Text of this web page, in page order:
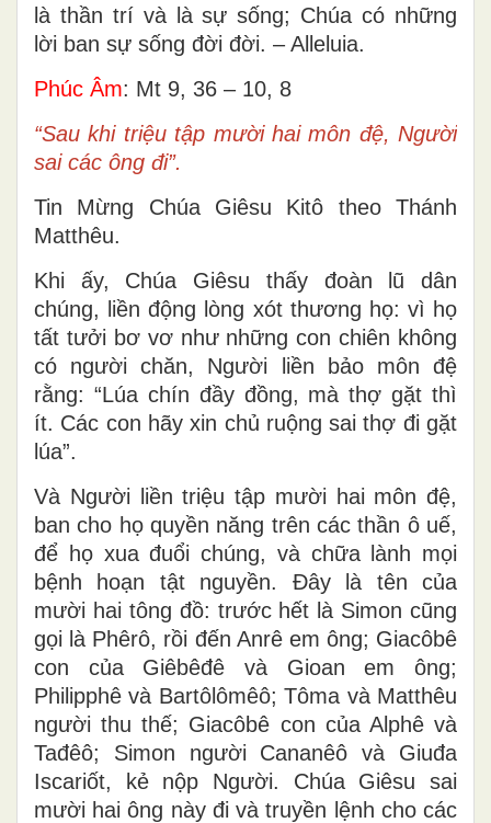
là thần trí và là sự sống; Chúa có những
lời ban sự sống đời đời. – Alleluia.
Phúc Âm: Mt 9, 36 – 10, 8
“Sau khi triệu tập mười hai môn đệ, Người
sai các ông đi”.
Tin Mừng Chúa Giêsu Kitô theo Thánh
Matthêu.
Khi ấy, Chúa Giêsu thấy đoàn lũ dân
chúng, liền động lòng xót thương họ: vì họ
tất tưởi bơ vơ như những con chiên không
có người chăn, Người liền bảo môn đệ
rằng: “Lúa chín đầy đồng, mà thợ gặt thì
ít. Các con hãy xin chủ ruộng sai thợ đi gặt
lúa”.
Và Người liền triệu tập mười hai môn đệ,
ban cho họ quyền năng trên các thần ô uế,
để họ xua đuổi chúng, và chữa lành mọi
bệnh hoạn tật nguyền. Ðây là tên của
mười hai tông đồ: trước hết là Simon cũng
gọi là Phêrô, rồi đến Anrê em ông; Giacôbê
con của Giêbêđê và Gioan em ông;
Philipphê và Bartôlômêô; Tôma và Matthêu
người thu thế; Giacôbê con của Alphê và
Tađêô; Simon người Cananêô và Giuđa
Iscariốt, kẻ nộp Người. Chúa Giêsu sai
mười hai ông này đi và truyền lệnh cho các